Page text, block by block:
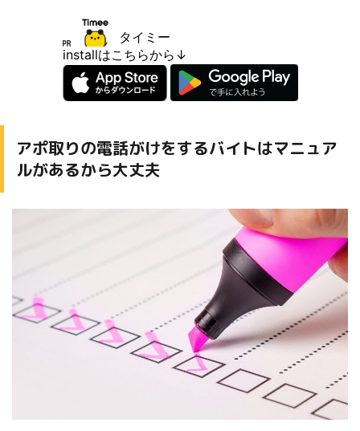
タイミー
installはこちらから↓
アポ取りの電話がけをするバイトはマニュア
ルがあるから大丈夫